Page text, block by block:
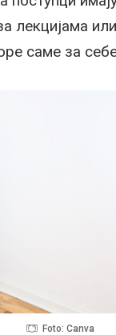
лекцијама
саме за
Foto: Canva